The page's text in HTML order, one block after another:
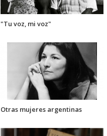
"Tu voz, mi voz"
Otras mujeres argentinas